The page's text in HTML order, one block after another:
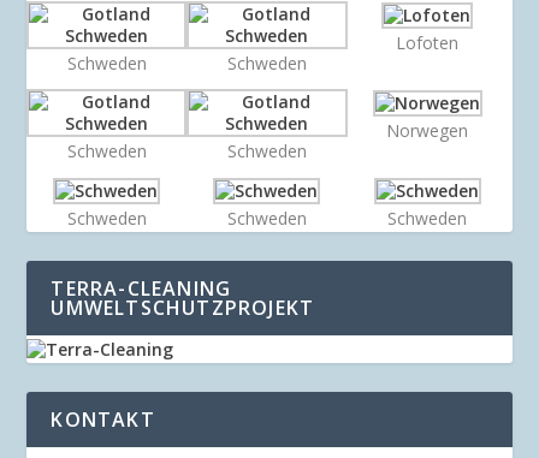
Schweden Schweden
Lofoten
Schweden Schweden
Norwegen
Schweden Schweden Schweden
TERRA-CLEANING
UMWELTSCHUTZPROJEKT
KONTAKT